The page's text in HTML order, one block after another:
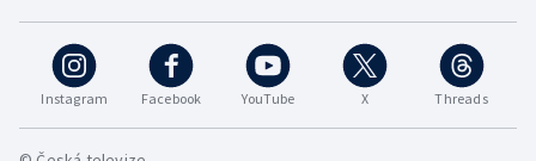
Instagram Facebook YouTube X Threads